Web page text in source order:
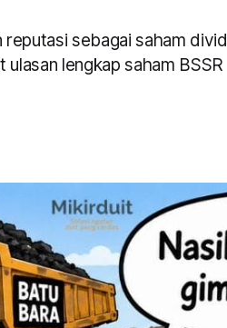
sebagai saham
lengkap saham BSSR